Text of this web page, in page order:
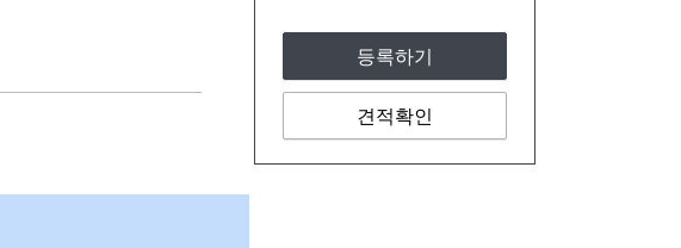
등록하기
견적확인